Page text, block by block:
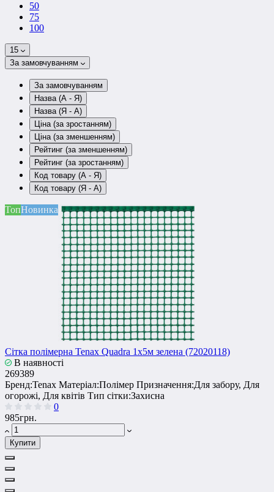
50
75
100
15
За замовчуванням
За замовчуванням
Назва (А - Я)
Назва (Я - А)
Ціна (за зростанням)
Ціна (за зменшенням)
Рейтинг (за зменшенням)
Рейтинг (за зростанням)
Код товару (А - Я)
Код товару (Я - А)
ТопНовинка
Сітка полімерна Tenax Quadra 1х5м зелена (72020118)
В наявності
269389
Бренд:Tenax Матеріал:Полімер Призначення:Для забору, Для
огорожі, Для квітів Тип сітки:Захисна
0
985грн.
Купити